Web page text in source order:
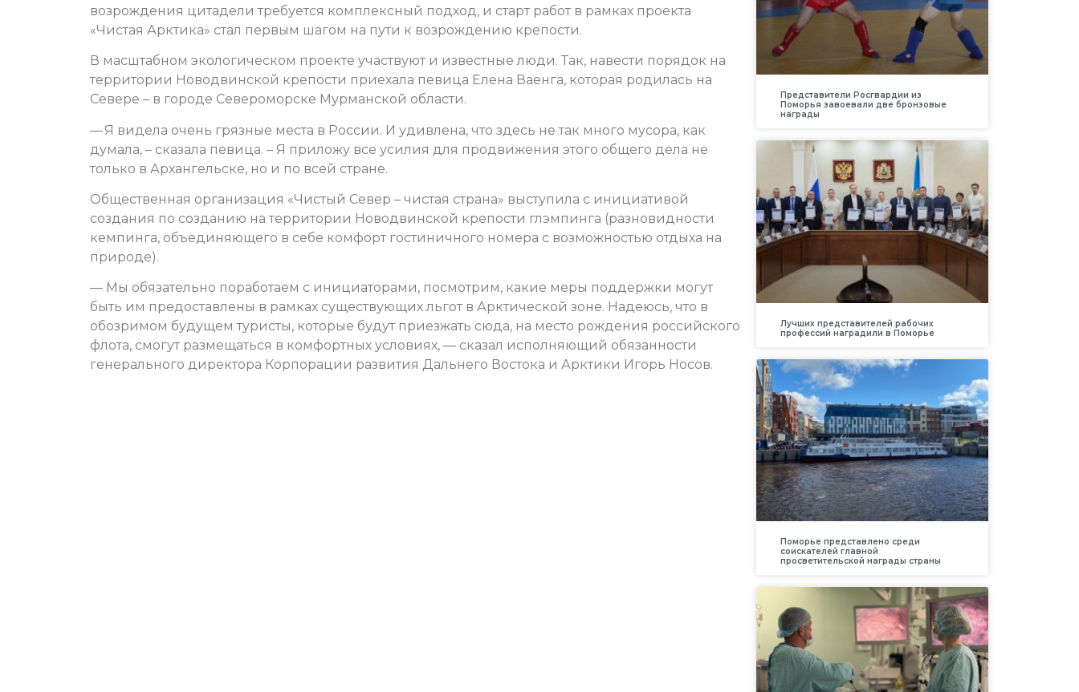
возрождения цитадели требуется комплексный подход, и старт работ в рамках проекта
«Чистая Арктика» стал первым шагом на пути к возрождению крепости.
В масштабном экологическом проекте участвуют и известные люди. Так, навести порядок на
территории Новодвинской крепости приехала певица Елена Ваенга, которая родилась на
Севере – в городе Североморске Мурманской области.
— Я видела очень грязные места в России. И удивлена, что здесь не так много мусора, как
думала, – сказала певица. – Я приложу все усилия для продвижения этого общего дела не
только в Архангельске, но и по всей стране.
Общественная организация «Чистый Север – чистая страна» выступила с инициативой
создания по созданию на территории Новодвинской крепости глэмпинга (разновидности
кемпинга, объединяющего в себе комфорт гостиничного номера с возможностью отдыха на
природе).
— Мы обязательно поработаем с инициаторами, посмотрим, какие меры поддержки могут
быть им предоставлены в рамках существующих льгот в Арктической зоне. Надеюсь, что в
обозримом будущем туристы, которые будут приезжать сюда, на место рождения российского
флота, смогут размещаться в комфортных условиях, — сказал исполняющий обязанности
генерального директора Корпорации развития Дальнего Востока и Арктики Игорь Носов.
Представители Росгвардии из
Поморья завоевали две бронзовые
награды
Лучших представителей рабочих
профессий наградили в Поморье
Поморье представлено среди
соискателей главной
просветительской награды страны